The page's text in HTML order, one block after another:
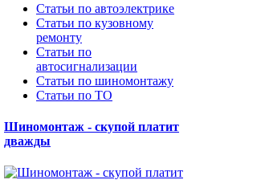
Статьи по автоэлектрике
Статьи по кузовному
ремонту
Статьи по
автосигнализации
Статьи по шиномонтажу
Статьи по ТО
Шиномонтаж - скупой платит
дважды